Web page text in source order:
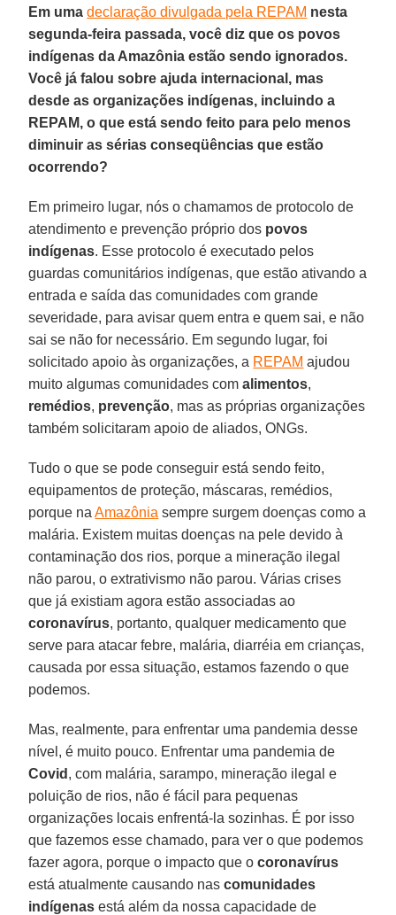
Em umadeclaração divulgada pela REPAM nesta
segunda-feira passada, você diz que os povos
indígenas da Amazônia estão sendo ignorados.
Você já falou sobre ajuda internacional, mas
desde as organizações indígenas, incluindo a
REPAM, o que está sendo feito para pelo menos
diminuir as sérias conseqüências que estão
ocorrendo?
Em primeiro lugar, nós o chamamos de protocolo de
atendimento e prevenção próprio dos povos
indígenas. Esse protocolo é executado pelos
guardas comunitários indígenas, que estão ativando a
entrada e saída das comunidades com grande
severidade, para avisar quem entra e quem sai, e não
sai se não for necessário. Em segundo lugar, foi
solicitado apoio às organizações, a REPAM ajudou
muito algumas comunidades comalimentos,
remédios, prevenção, mas as próprias organizações
também solicitaram apoio de aliados, ONGs.
Tudo o que se pode conseguir está sendo feito,
equipamentos de proteção, máscaras, remédios,
porque naAmazônia sempre surgem doenças como a
malária. Existem muitas doenças na pele devido à
contaminação dos rios, porque a mineração ilegal
não parou, o extrativismo não parou. Várias crises
que já existiam agora estão associadas ao
coronavírus, portanto, qualquer medicamento que
serve para atacar febre, malária, diarréia em crianças,
causada por essa situação, estamos fazendo o que
podemos.
Mas, realmente, para enfrentar uma pandemia desse
nível, é muito pouco. Enfrentar uma pandemia de
Covid , com malária, sarampo, mineração ilegal e
poluição de rios, não é fácil para pequenas
organizações locais enfrentá-la sozinhas. É por isso
que fazemos esse chamado, para ver o que podemos
fazer agora, porque o impacto que ocoronavírus
está atualmente causando nascomunidades
indígenas está além da nossa capacidade de